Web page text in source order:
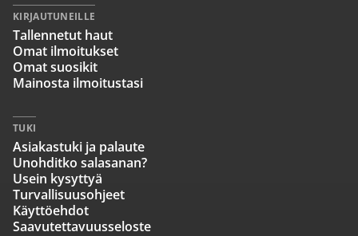
KIRJAUTUNEILLE
Tallennetut haut
Omat ilmoitukset
Omat suosikit
Mainosta ilmoitustasi
TUKI
Asiakastuki ja palaute
Unohditko salasanan?
Usein kysyttyä
Turvallisuusohjeet
Käyttöehdot
Saavutettavuusseloste